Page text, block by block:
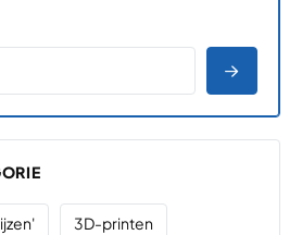
3D-printen